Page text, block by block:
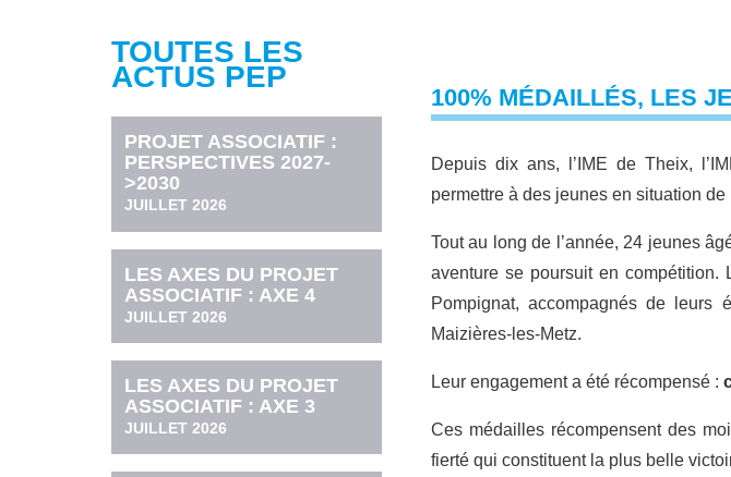
TOUTES LES
ACTUS PEP
PROJET ASSOCIATIF :
PERSPECTIVES 2027-
>2030
JUILLET 2026
LES AXES DU PROJET
ASSOCIATIF : AXE 4
JUILLET 2026
LES AXES DU PROJET
ASSOCIATIF : AXE 3
JUILLET 2026
100% MÉDAILLÉS, LES
Depuis dix ans, l’IME de Theix,
permettre à des jeunes en situation
Tout au long de l’année, 24 jeunes
aventure se poursuit en
Pompignat, accompagnés de leurs
Maizières-les-Metz.
Leur engagement a été récompensé :
Ces médailles récompensent des
fierté qui constituent la plus belle